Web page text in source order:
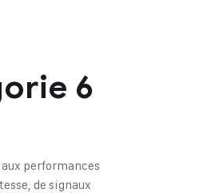
6
aux performances
de signaux